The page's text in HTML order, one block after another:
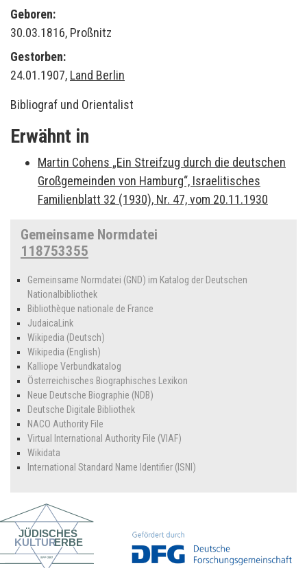
Geboren:
30.03.1816, Proßnitz
Gestorben:
24.01.1907, Land Berlin
Bibliograf und Orientalist
Erwähnt in
Martin Cohens „Ein Streifzug durch die deutschen
Großgemeinden von Hamburg“, Israelitisches
Familienblatt 32 (1930), Nr. 47, vom 20.11.1930
Gemeinsame Normdatei
118753355
Gemeinsame Normdatei (GND) im Katalog der Deutschen
Nationalbibliothek
Bibliothèque nationale de France
JudaicaLink
Wikipedia (Deutsch)
Wikipedia (English)
Kalliope Verbundkatalog
Österreichisches Biographisches Lexikon
Neue Deutsche Biographie (NDB)
Deutsche Digitale Bibliothek
NACO Authority File
Virtual International Authority File (VIAF)
Wikidata
International Standard Name Identifier (ISNI)